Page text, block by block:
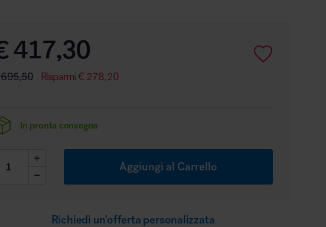
417,30
Risparmi€ 278,20
In pronta consegna
Aggiungi al Carrello
Richiedi un'offerta personalizzata